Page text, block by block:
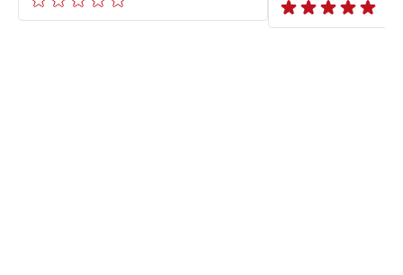
ratings.0 ratings.NaN